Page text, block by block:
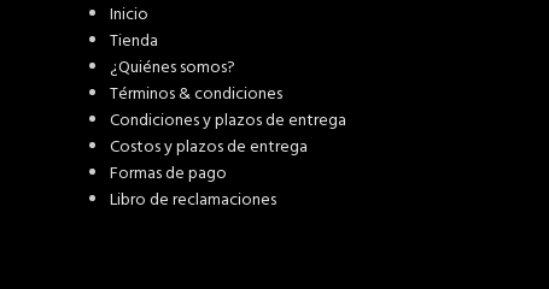
Inicio
Tienda
¿Quiénes somos?
Términos & condiciones
Condiciones y plazos de entrega
Costos y plazos de entrega
Formas de pago
Libro de reclamaciones